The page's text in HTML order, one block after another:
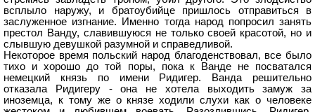
всплыло наружу, и братоубийце пришлось отправиться в
заслуженное изгнание. Именно тогда народ попросил занять
престол Ванду, славившуюся не только своей красотой, но и
слывшую девушкой разумной и справедливой.
Некоторое время польский народ благоденствовал, все было
тихо и хорошо до той поры, пока к Ванде не посватался
немецкий князь по имени Ридигер. Ванда решительно
отказала Ридигеру - она не хотела выходить замуж за
иноземца, к тому же о князе ходили слухи как о человеке